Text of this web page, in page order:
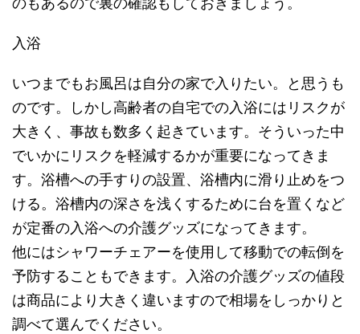
入浴
いつまでもお風呂は自分の家で入りたい。と思うも
のです。しかし高齢者の自宅での入浴にはリスクが
大きく、事故も数多く起きています。そういった中
でいかにリスクを軽減するかが重要になってきま
す。浴槽への手すりの設置、浴槽内に滑り止めをつ
ける。浴槽内の深さを浅くするために台を置くなど
が定番の入浴への介護グッズになってきます。
他にはシャワーチェアーを使用して移動での転倒を
予防することもできます。入浴の介護グッズの値段
は商品により大きく違いますので相場をしっかりと
調べて選んでください。